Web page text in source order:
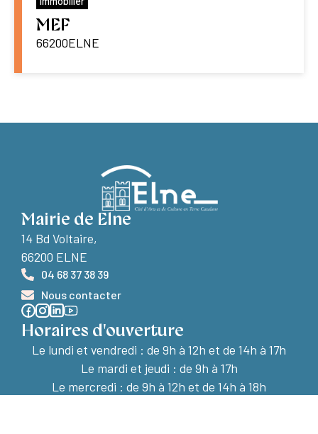
MEF
66200ELNE
Mairie de Elne
14 Bd Voltaire,
66200 ELNE
04 68 37 38 39
Nous contacter
Horaires d'ouverture
Le lundi et vendredi : de 9h à 12h et de 14h à 17h
Le mardi et jeudi : de 9h à 17h
Le mercredi : de 9h à 12h et de 14h à 18h